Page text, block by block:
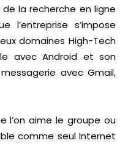
la recherche en ligne
l’entreprise s’impose
domaines High-Tech
avec Android et son
avec Gmail,
l’on aime le groupe ou
comme seul Internet